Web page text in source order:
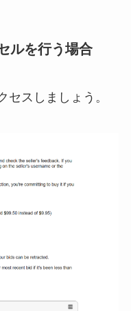
ルを行う場合
セスしましょう。